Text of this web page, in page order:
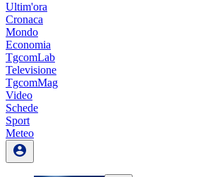
Ultim'ora
Cronaca
Mondo
Economia
TgcomLab
Televisione
TgcomMag
Video
Schede
Sport
Meteo